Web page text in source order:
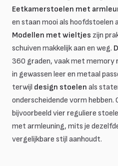
Eetkamerstoelen met
en staan mooi als hoofdstoelen
Modellen met wieltjes zijn
schuiven makkelijk aan en weg.
360 graden, vaak met memory
in gewassen leer en metaal
terwijl design stoelen als
onderscheidende vorm hebben.
bijvoorbeeld vier reguliere
met armleuning, mits je
vergelijkbare stijl aanhoudt.